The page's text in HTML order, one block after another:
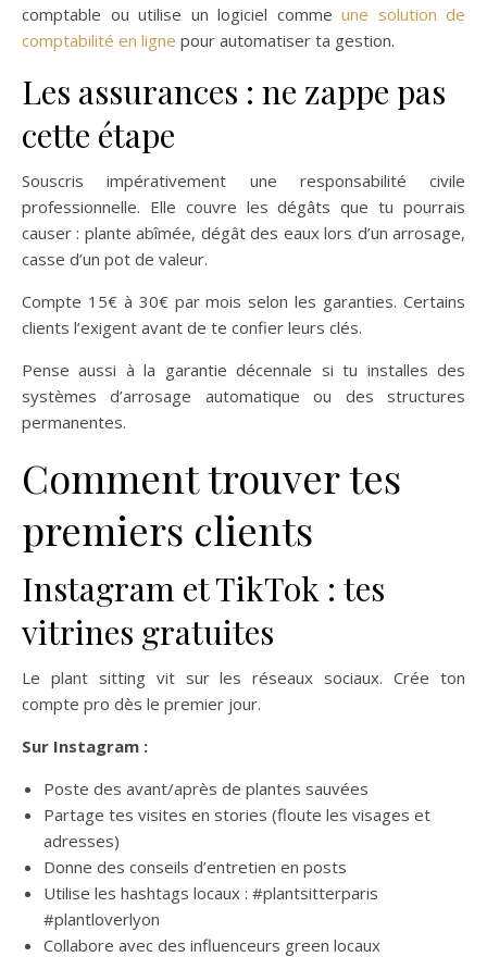
comptable ou utilise un logiciel comme une solution de
comptabilité en ligne pour automatiser ta gestion.
Les assurances : ne zappe pas
cette étape
Souscris impérativement une responsabilité civile
professionnelle. Elle couvre les dégâts que tu pourrais
causer : plante abîmée, dégât des eaux lors d’un arrosage,
casse d’un pot de valeur.
Compte 15€ à 30€ par mois selon les garanties. Certains
clients l’exigent avant de te confier leurs clés.
Pense aussi à la garantie décennale si tu installes des
systèmes d’arrosage automatique ou des structures
permanentes.
Comment trouver tes
premiers clients
Instagram et TikTok : tes
vitrines gratuites
Le plant sitting vit sur les réseaux sociaux. Crée ton
compte pro dès le premier jour.
Sur Instagram :
Poste des avant/après de plantes sauvées
Partage tes visites en stories (floute les visages et
adresses)
Donne des conseils d’entretien en posts
Utilise les hashtags locaux : #plantsitterparis
#plantloverlyon
Collabore avec des influenceurs green locaux